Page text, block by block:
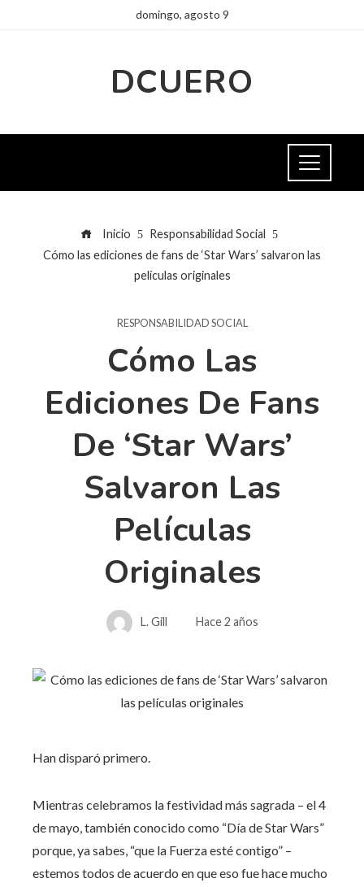
domingo, agosto 9
DCUERO
Inicio
Responsabilidad Social
Cómo las ediciones de fans de ‘Star Wars’ salvaron las
películas originales
RESPONSABILIDAD SOCIAL
Cómo Las
Ediciones De Fans
De ‘Star Wars’
Salvaron Las
Películas
Originales
L. Gill Hace 2 años
Han disparó primero.
Mientras celebramos la festividad más sagrada – el 4
de mayo, también conocido como “Día de Star Wars”
porque, ya sabes, “que la Fuerza esté contigo” –
estemos todos de acuerdo en que eso fue hace mucho